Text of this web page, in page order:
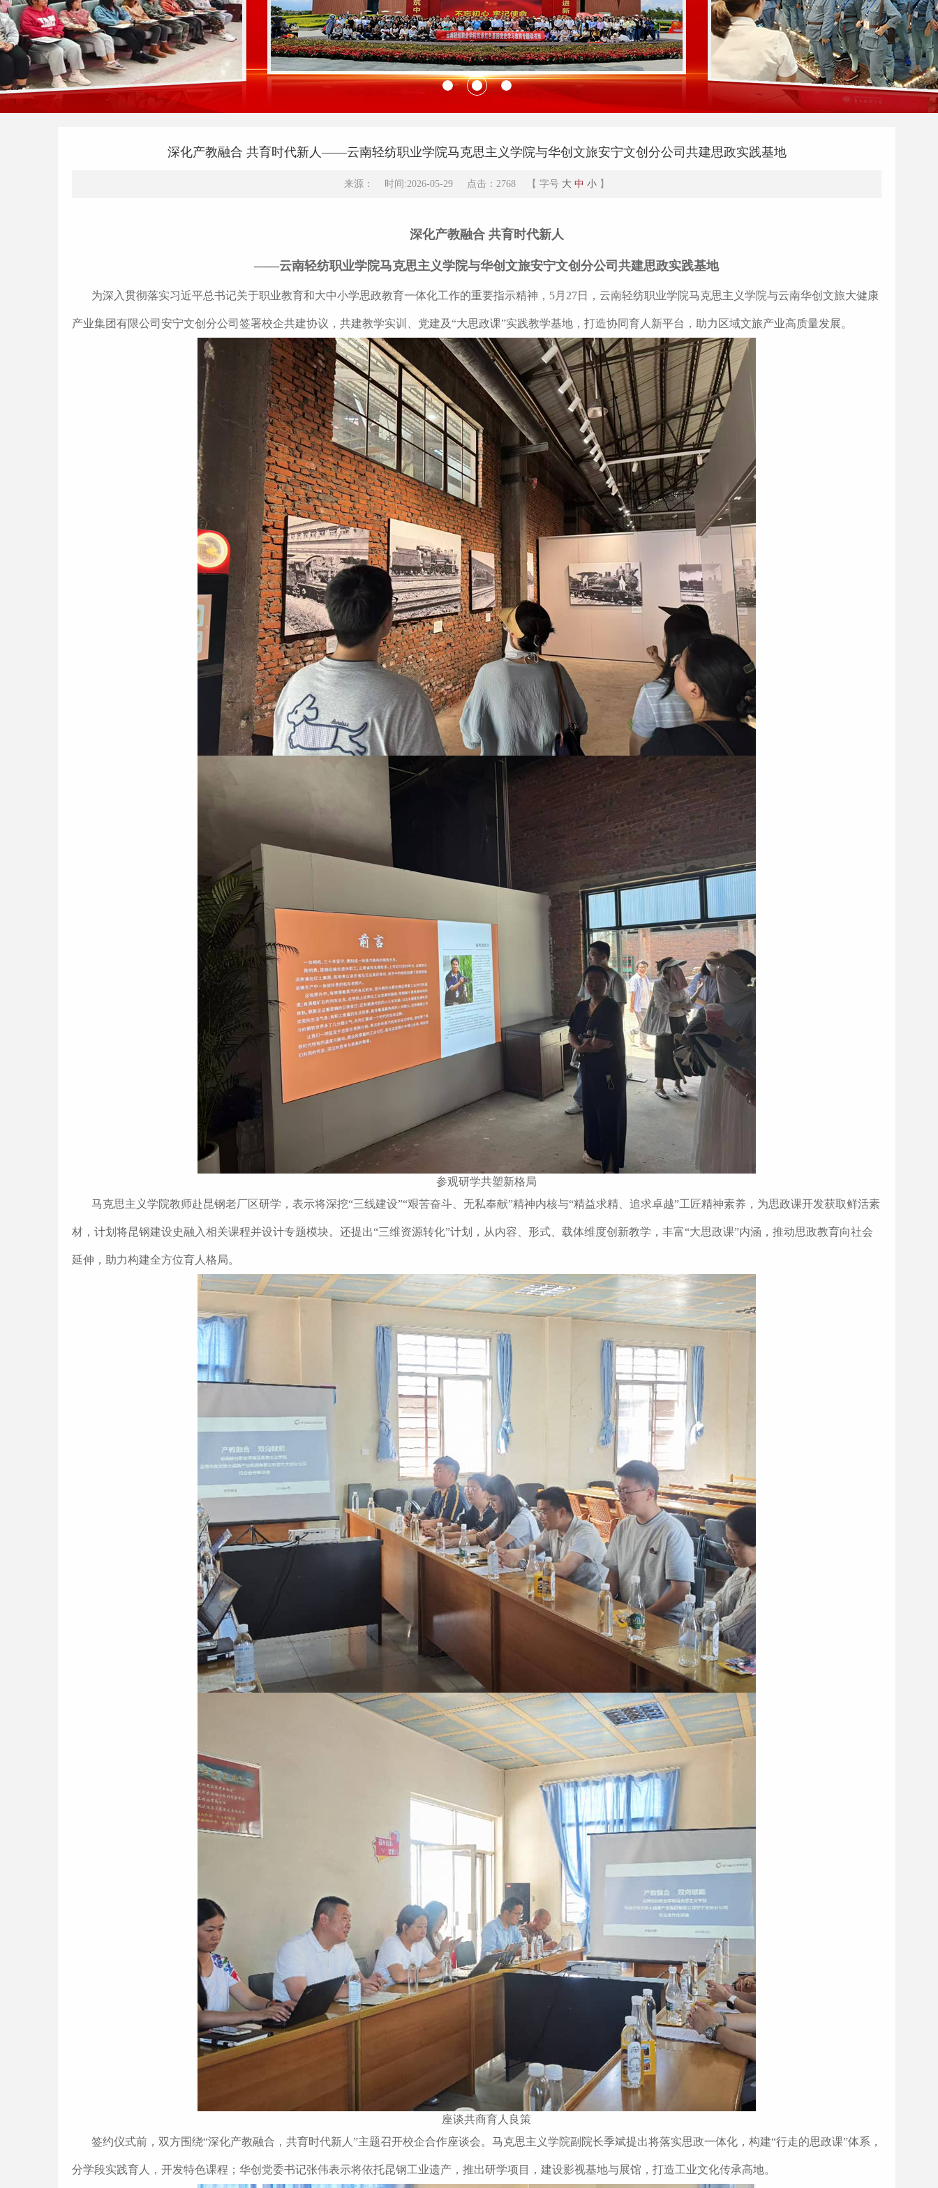
深化产教融合 共育时代新人——云南轻纺职业学院马克思主义学院与华创文旅安宁文创分公司共建思政实践基地
来源： 时间:2026-05-29 点击：2768 【 字号 大 中 小 】
深化产教融合 共育时代新人
——云南轻纺职业学院马克思主义学院与华创文旅安宁文创分公司共建思政实践基地
为深入贯彻落实习近平总书记关于职业教育和大中小学思政教育一体化工作的重要指示精神，5月27日，云南轻纺职业学院马克思主义学院与云南华创文旅大健康
产业集团有限公司安宁文创分公司签署校企共建协议，共建教学实训、党建及“大思政课”实践教学基地，打造协同育人新平台，助力区域文旅产业高质量发展。
参观研学共塑新格局
马克思主义学院教师赴昆钢老厂区研学，表示将深挖“三线建设”“艰苦奋斗、无私奉献”精神内核与“精益求精、追求卓越”工匠精神素养，为思政课开发获取鲜活素
材，计划将昆钢建设史融入相关课程并设计专题模块。还提出“三维资源转化”计划，从内容、形式、载体维度创新教学，丰富“大思政课”内涵，推动思政教育向社会
延伸，助力构建全方位育人格局。
座谈共商育人良策
签约仪式前，双方围绕“深化产教融合，共育时代新人”主题召开校企合作座谈会。马克思主义学院副院长季斌提出将落实思政一体化，构建“行走的思政课”体系，
分学段实践育人，开发特色课程；华创党委书记张伟表示将依托昆钢工业遗产，推出研学项目，建设影视基地与展馆，打造工业文化传承高地。